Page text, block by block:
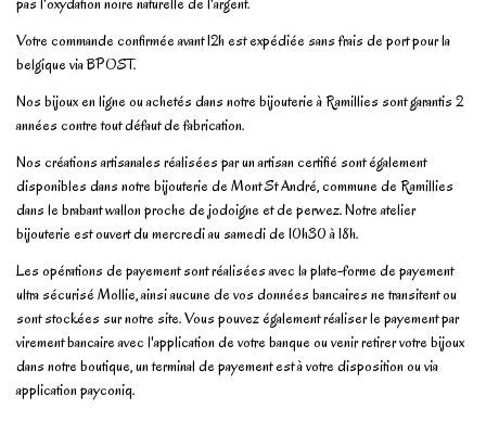
pas l'oxydation noire naturelle de l'argent.
Votre commande confirmée avant 12h est expédiée sans frais de port pour la
belgique via BPOST.
Nos bijoux en ligne ou achetés dans notre bijouterie à Ramillies sont garantis 2
années contre tout défaut de fabrication.
Nos créations artisanales réalisées par un artisan certifié sont également
disponibles dans notre bijouterie de Mont St André, commune de Ramillies
dans le brabant wallon proche de jodoigne et de perwez. Notre atelier
bijouterie est ouvert du mercredi au samedi de 10h30 à 18h.
Les opérations de payement sont réalisées avec la plate-forme de payement
ultra sécurisé Mollie, ainsi aucune de vos données bancaires ne transitent ou
sont stockées sur notre site. Vous pouvez également réaliser le payement par
virement bancaire avec l'application de votre banque ou venir retirer votre bijoux
dans notre boutique, un terminal de payement est à votre disposition ou via
application payconiq.